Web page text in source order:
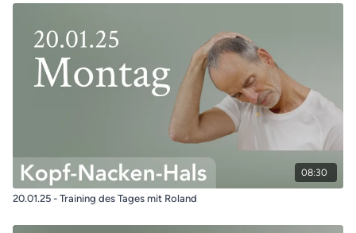
08:30
20.01.25 - Training des Tages mit Roland